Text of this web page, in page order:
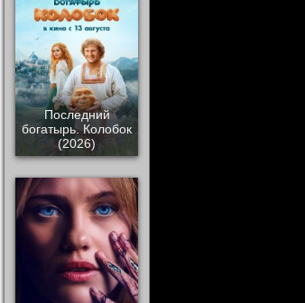
Последний
богатырь. Колобок
(2026)